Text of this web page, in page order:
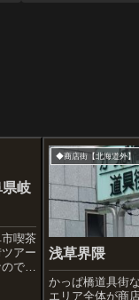
県岐
喫茶
アー
です
◆商店街【北海道外】
浅草界隈
かっぱ橋道具街
エリア全体が商